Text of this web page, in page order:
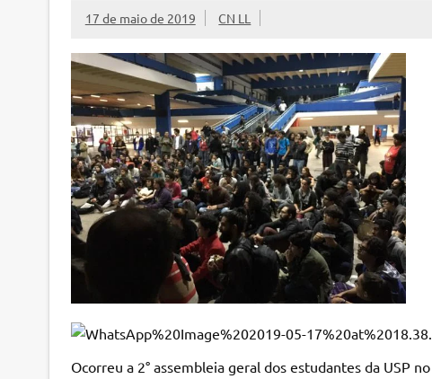
17 de maio de 2019 CN LL
Ocorreu a 2° assembleia geral dos estudantes da USP